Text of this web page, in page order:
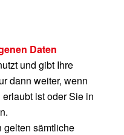
Daten
und gibt Ihre
dann weiter, wenn
ist oder Sie in
gelten sämtliche